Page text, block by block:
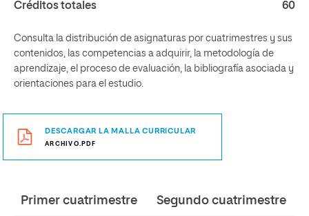
Créditos totales 60
Consulta la distribución de asignaturas por cuatrimestres y sus
contenidos, las competencias a adquirir, la metodología de
aprendizaje, el proceso de evaluación, la bibliografía asociada y
orientaciones para el estudio.
DESCARGAR LA MALLA CURRICULAR
ARCHIVO.PDF
Primer cuatrimestre Segundo cuatrimestre